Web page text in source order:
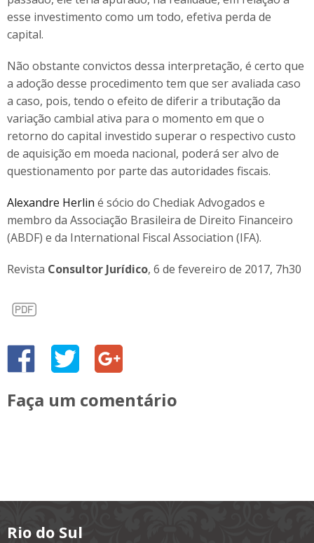
esse investimento como um todo, efetiva perda de
capital.
Não obstante convictos dessa interpretação, é certo que
a adoção desse procedimento tem que ser avaliada caso
a caso, pois, tendo o efeito de diferir a tributação da
variação cambial ativa para o momento em que o
retorno do capital investido superar o respectivo custo
de aquisição em moeda nacional, poderá ser alvo de
questionamento por parte das autoridades fiscais.
Alexandre Herlin é sócio do Chediak Advogados e
membro da Associação Brasileira de Direito Financeiro
(ABDF) e da International Fiscal Association (IFA).
Revista Consultor Jurídico, 6 de fevereiro de 2017, 7h30
Faça um comentário
Rio do Sul